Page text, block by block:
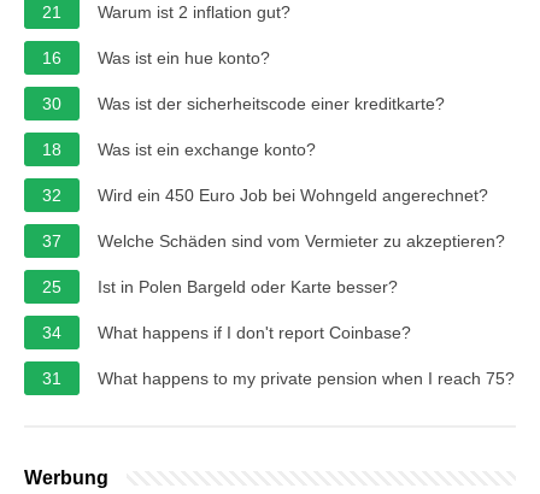
21 Warum ist 2 inflation gut?
16 Was ist ein hue konto?
30 Was ist der sicherheitscode einer kreditkarte?
18 Was ist ein exchange konto?
32 Wird ein 450 Euro Job bei Wohngeld angerechnet?
37 Welche Schäden sind vom Vermieter zu akzeptieren?
25 Ist in Polen Bargeld oder Karte besser?
34 What happens if I don't report Coinbase?
31 What happens to my private pension when I reach 75?
Werbung